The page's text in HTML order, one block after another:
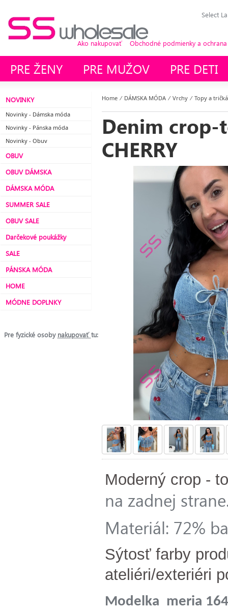
Select
Ako nakupovať Obchodné podmienky a
PRE ŽENY PRE MUŽOV PRE DETI
NOVINKY
Novinky - Dámska móda
Novinky - Pánska móda
Novinky - Obuv
OBUV
OBUV DÁMSKA
DÁMSKA MÓDA
SUMMER SALE
OBUV SALE
Darčekové poukážky
SALE
PÁNSKA MÓDA
HOME
MÓDNE DOPLNKY
Pre fyzické osoby nakupovaťtu:
Home ⁄ DÁMSKA MÓDA ⁄ Vrchy ⁄ Topy a tričká
Denim crop-
CHERRY
Moderný crop -
na zadnej
Materiál: 72%
Sýtosť farby
ateliéri/exteriéri
Modelka meria